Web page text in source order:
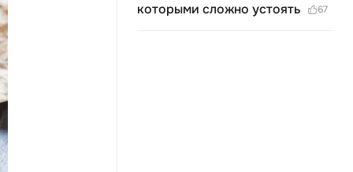
которыми сложно устоять
67